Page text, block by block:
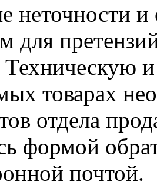
неточности и
для
товарах
отдела
формой
почтой.